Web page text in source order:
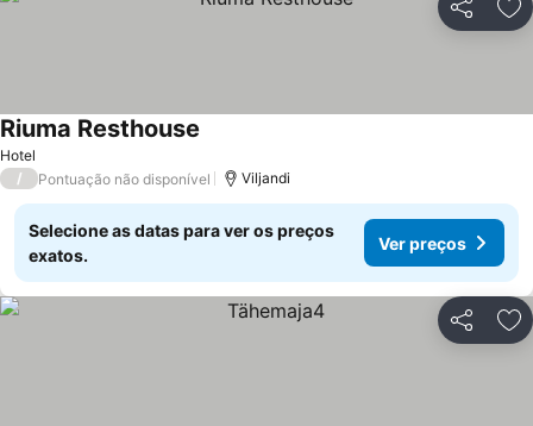
Partilhar
Hotel
Riuma Resthouse
/ Pontuação não disponível Viljandi
Selecione as datas para ver os preços
exatos.
Ver preços
Partilhar